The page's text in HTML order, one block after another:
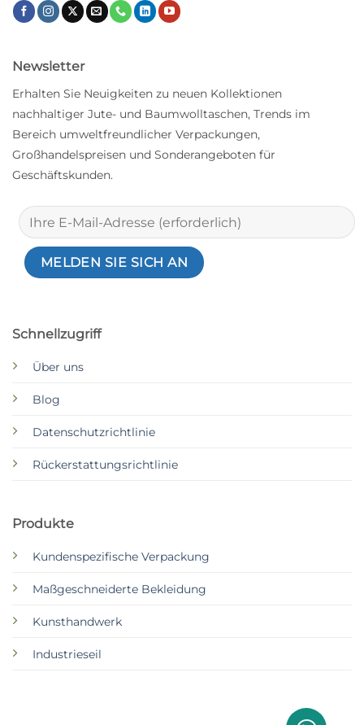
Schnellzugriff
Über uns
Blog
Datenschutzrichtlinie
Rückerstattungsrichtlinie
Produkte
Kundenspezifische Verpackung
Maßgeschneiderte Bekleidung
Kunsthandwerk
Industrieseil
Newsletter
Erhalten Sie Neuigkeiten zu neuen Kollektionen
nachhaltiger Jute- und Baumwolltaschen, Trends im
Bereich umweltfreundlicher Verpackungen,
Großhandelspreisen und Sonderangeboten für
Geschäftskunden.